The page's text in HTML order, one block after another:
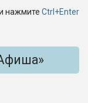
нажмите Ctrl+Enter